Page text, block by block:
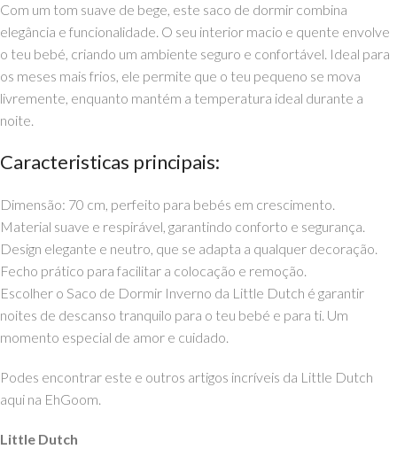
Com um tom suave de bege, este saco de dormir combina
elegância e funcionalidade. O seu interior macio e quente envolve
o teu bebé, criando um ambiente seguro e confortável. Ideal para
os meses mais frios, ele permite que o teu pequeno se mova
livremente, enquanto mantém a temperatura ideal durante a
noite.
Caracteristicas principais:
Dimensão: 70 cm, perfeito para bebés em crescimento.
Material suave e respirável, garantindo conforto e segurança.
Design elegante e neutro, que se adapta a qualquer decoração.
Fecho prático para facilitar a colocação e remoção.
Escolher o Saco de Dormir Inverno da Little Dutch é garantir
noites de descanso tranquilo para o teu bebé e para ti. Um
momento especial de amor e cuidado.
Podes encontrar este e outros artigos incríveis da Little Dutch
aqui na EhGoom.
Little Dutch